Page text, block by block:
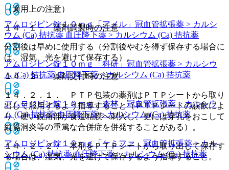
アムロジピン錠１０ｍｇ「アメル」 冠血管拡張薬 > カルシ
ウム (Ca) 拮抗薬 血圧降下薬 > カルシウム (Ca) 拮抗薬
アムロジピン錠１０ｍｇ「科研」 冠血管拡張薬 > カルシウ
ム (Ca) 拮抗薬 血圧降下薬 > カルシウム (Ca) 拮抗薬
アムロジピン錠１０ｍｇ「杏林」冠血管拡張薬 > カルシウ
ム (Ca) 拮抗薬 血圧降下薬 > カルシウム (Ca) 拮抗薬
アムロジピン錠１０ｍｇ「ケミファ」 冠血管拡張薬 > カル
シウム (Ca) 拮抗薬 血圧降下薬 > カルシウム (Ca) 拮抗薬
（適用上の注意）
１４．１． 薬剤調製時の注意
分割後は早めに使用する（分割後やむを得ず保存する場合に
は、湿気、光を避けて保存する）。
１４．２． 薬剤交付時の注意
１４．２．１． ＰＴＰ包装の薬剤はＰＴＰシートから取り
出して服用するよう指導すること（ＰＴＰシートの誤飲によ
り、硬い鋭角部が食道粘膜へ刺入し、更には穿孔をおこして
縦隔洞炎等の重篤な合併症を併発することがある）。
１４．２．２． 本剤をＰＴＰシートから取り出して保存す
る場合は、湿気、光を避けて保存するよう指導すること。